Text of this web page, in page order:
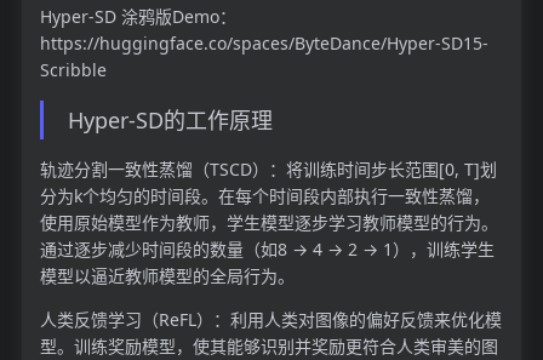
Hyper-SD 涂鸦版Demo：
https://huggingface.co/spaces/ByteDance/Hyper-SD15-
Scribble
Hyper-SD的工作原理
轨迹分割一致性蒸馏（TSCD）：将训练时间步长范围[0, T]划
分为k个均匀的时间段。在每个时间段内部执行一致性蒸馏，
使用原始模型作为教师，学生模型逐步学习教师模型的行为。
通过逐步减少时间段的数量（如8 → 4 → 2 → 1），训练学生
模型以逼近教师模型的全局行为。
人类反馈学习（ReFL）：利用人类对图像的偏好反馈来优化模
型。训练奖励模型，使其能够识别并奖励更符合人类审美的图